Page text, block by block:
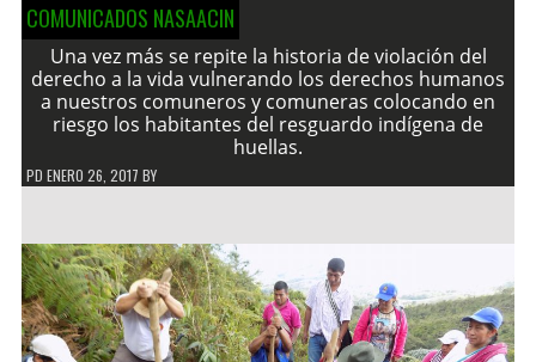
COMUNICADOS NASAACIN
Una vez más se repite la historia de violación del
derecho a la vida vulnerando los derechos humanos
a nuestros comuneros y comuneras colocando en
riesgo los habitantes del resguardo indígena de
huellas.
PD ENERO 26, 2017 BY